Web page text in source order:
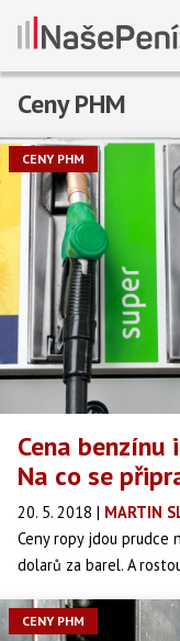
Ceny PHM
CENY PHM
Cena
Na co se
20. 5. 2018 | MARTIN
Ceny ropy jdou prudce
dolarů za barel. A
nekončí.
CENY PHM
Předchozí 1